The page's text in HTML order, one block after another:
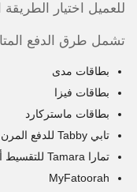
للعميل اختيار
تشمل طرق الدفع
بطاقات مدى
بطاقات فيزا
بطاقات ماستركارد
تابي Tabby للدفع المرن
تمارا Tamara للتقسيط أو الدفع لاحقًا
MyFatoorah